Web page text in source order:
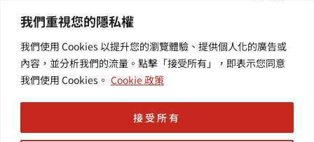
我們重視您的隱私權
我們使用 Cookies 以提升您的瀏覽體驗、提供個人化的廣告或
內容，並分析我們的流量。點擊「接受所有」，即表示您同意
我們使用 Cookies。 Cookie 政策
接受所有
台应用
其他/增
值服务
r
号6楼
新讯 | 提
供您最新